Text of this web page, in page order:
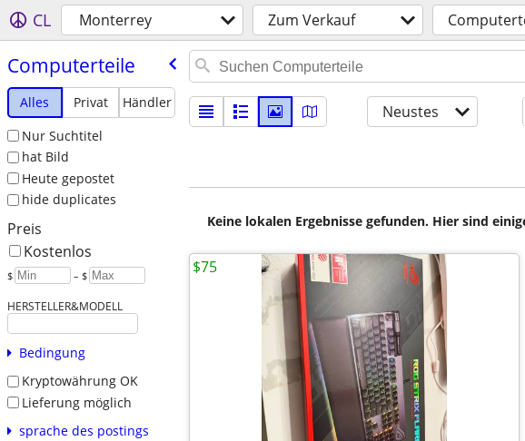
CL Monterrey Zum Verkauf
Computerteile
Alles Privat
Händler
Nur Suchtitel
hat Bild
Heute gepostet
hide duplicates
Preis
Kostenlos
$ – $
HERSTELLER&MODELL
Bedingung
Kryptowährung OK
Lieferung möglich
sprache des postings
Neustes
Keine lokalen Ergebnisse gefunden. Hier sind
$75